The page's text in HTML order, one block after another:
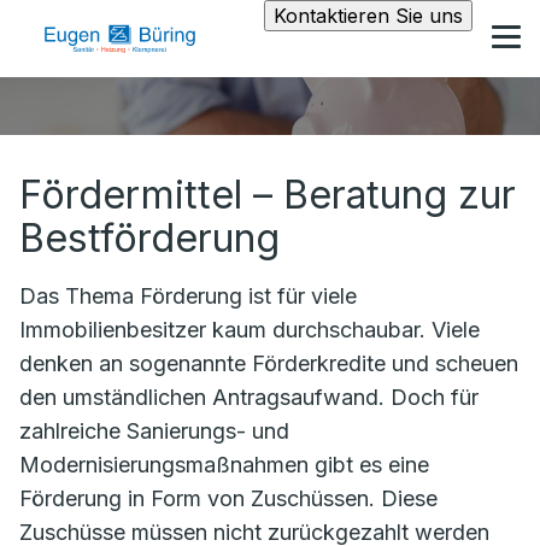
Kontaktieren Sie uns
Fördermittel – Beratung zur
Bestförderung
Das Thema Förderung ist für viele
Immobilienbesitzer kaum durchschaubar. Viele
denken an sogenannte Förderkredite und scheuen
den umständlichen Antragsaufwand. Doch für
zahlreiche Sanierungs- und
Modernisierungsmaßnahmen gibt es eine
Förderung in Form von Zuschüssen. Diese
Zuschüsse müssen nicht zurückgezahlt werden